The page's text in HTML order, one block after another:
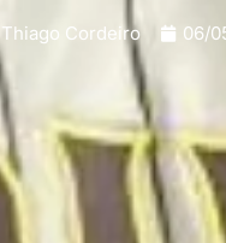
Thiago Cordeiro 06/